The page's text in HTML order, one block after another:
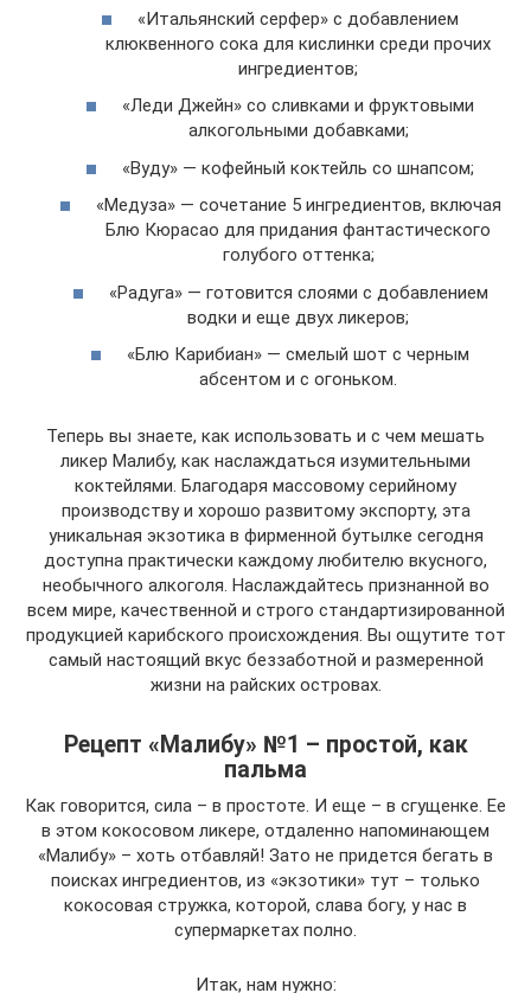
«Итальянский серфер» с добавлением
клюквенного сока для кислинки среди прочих
ингредиентов;
«Леди Джейн» со сливками и фруктовыми
алкогольными добавками;
«Вуду» — кофейный коктейль со шнапсом;
«Медуза» — сочетание 5 ингредиентов, включая
Блю Кюрасао для придания фантастического
голубого оттенка;
«Радуга» — готовится слоями с добавлением
водки и еще двух ликеров;
«Блю Карибиан» — смелый шот с черным
абсентом и с огоньком.
Теперь вы знаете, как использовать и с чем мешать
ликер Малибу, как наслаждаться изумительными
коктейлями. Благодаря массовому серийному
производству и хорошо развитому экспорту, эта
уникальная экзотика в фирменной бутылке сегодня
доступна практически каждому любителю вкусного,
необычного алкоголя. Наслаждайтесь признанной во
всем мире, качественной и строго стандартизированной
продукцией карибского происхождения. Вы ощутите тот
самый настоящий вкус беззаботной и размеренной
жизни на райских островах.
Рецепт «Малибу» №1 – простой, как
пальма
Как говорится, сила – в простоте. И еще – в сгущенке. Ее
в этом кокосовом ликере, отдаленно напоминающем
«Малибу» – хоть отбавляй! Зато не придется бегать в
поисках ингредиентов, из «экзотики» тут – только
кокосовая стружка, которой, слава богу, у нас в
супермаркетах полно.
Итак, нам нужно: